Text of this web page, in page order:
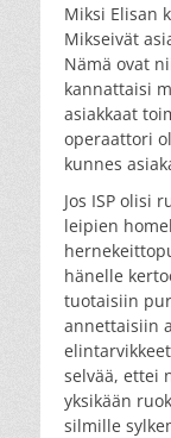
Miksi Elisan
Mikseivät
Nämä ovat
kannattaisi
asiakkaat
operaattori
kunnes
Jos ISP olisi
leipien
hänelle
tuotaisiin
annettaisiin
selvää, ettei
yksikään
silmille